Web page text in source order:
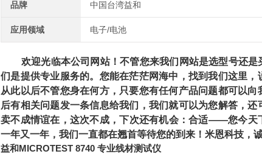
品牌 中国台湾益和
应用领域 电子/电池
欢迎光临本公司网站！不管您来我们网站是选型号还是
们是提供专业服务的。您能在茫茫网海中，找到我们这里
从此以后不管您身在何方，只要您有任何产品问题都可以
后有相关问题发一条信息给我们，我们就可以为您解答，
卖不成情谊在，这次不成，下次还有机会：合适——您今
一年又一年，我们一直都在翘首等待您的到来！米恩科技
益和MICROTEST 8740 专业线材测试仪